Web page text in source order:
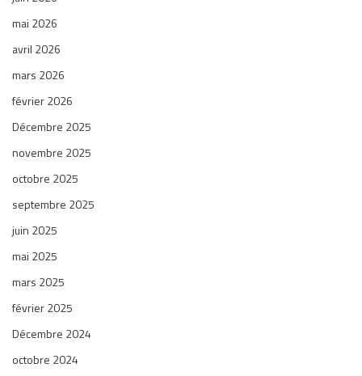
mai 2026
avril 2026
mars 2026
février 2026
Décembre 2025
novembre 2025
octobre 2025
septembre 2025
juin 2025
mai 2025
mars 2025
février 2025
Décembre 2024
octobre 2024